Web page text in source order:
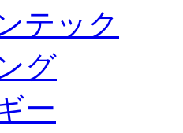
テック
グ
ー